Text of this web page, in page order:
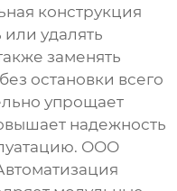
конструкция
или удалять
заменять
остановки всего
упрощает
надежность
ООО